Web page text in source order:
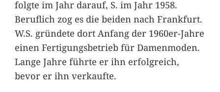
folgte im Jahr darauf, S. im Jahr 1958.
Beruflich zog es die beiden nach Frankfurt.
W.S. gründete dort Anfang der 1960er-Jahre
einen Fertigungsbetrieb für Damenmoden.
Lange Jahre führte er ihn erfolgreich,
bevor er ihn verkaufte.